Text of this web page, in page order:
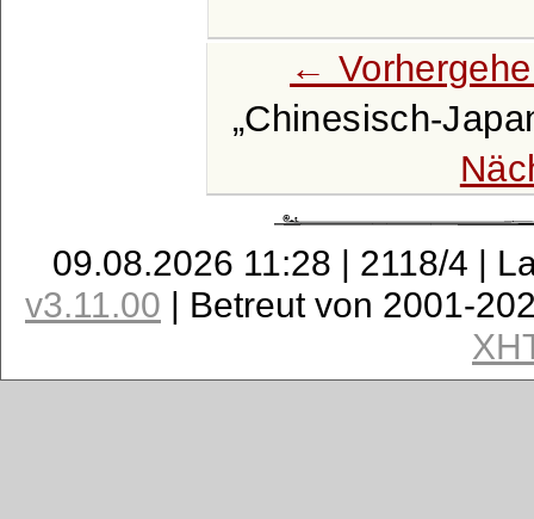
←
Chinesisch-
09.08.2026 11:28 | 2118/4 |
v3.11.00 | Betreut von 2001-